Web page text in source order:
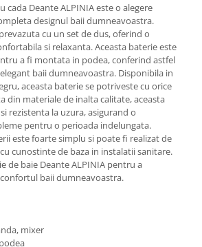
cada Deante ALPINIA este o alegere
designul baii dumneavoastra.
cu un set de dus, oferind o
si relaxanta. Aceasta baterie este
a fi montata in podea, conferind astfel
baii dumneavoastra. Disponibila in
aceasta baterie se potriveste cu orice
din materiale de inalta calitate, aceasta
rezistenta la uzura, asigurand o
pentru o perioada indelungata.
este foarte simplu si poate fi realizat de
cunostinte de baza in instalatii sanitare.
de baie Deante ALPINIA pentru a
baii dumneavoastra.
mixer